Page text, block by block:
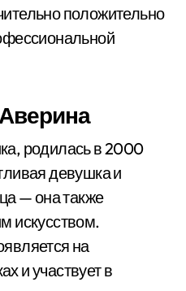
положительно
родилась в 2000
девушка и
— она также
искусством.
на
и участвует в